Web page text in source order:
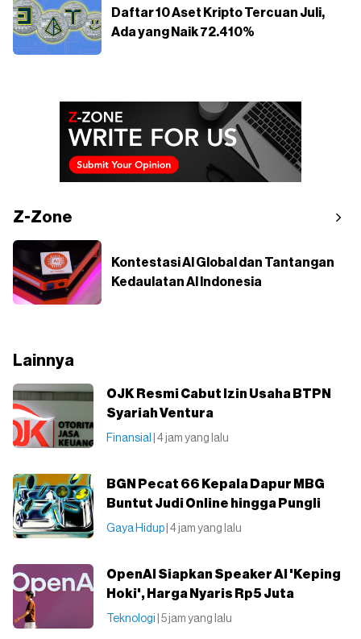
Daftar 10 Aset Kripto Tercuan Juli,
Ada yang Naik 72.410%
Z-Zone
Kontestasi AI Global dan Tantangan
Kedaulatan AI Indonesia
Lainnya
OJK Resmi Cabut Izin Usaha BTPN
Syariah Ventura
Finansial | 4 jam yang lalu
BGN Pecat 66 Kepala Dapur MBG
Buntut Judi Online hingga Pungli
Gaya Hidup | 4 jam yang lalu
OpenAI Siapkan Speaker AI 'Keping
Hoki', Harga Nyaris Rp5 Juta
Teknologi | 5 jam yang lalu